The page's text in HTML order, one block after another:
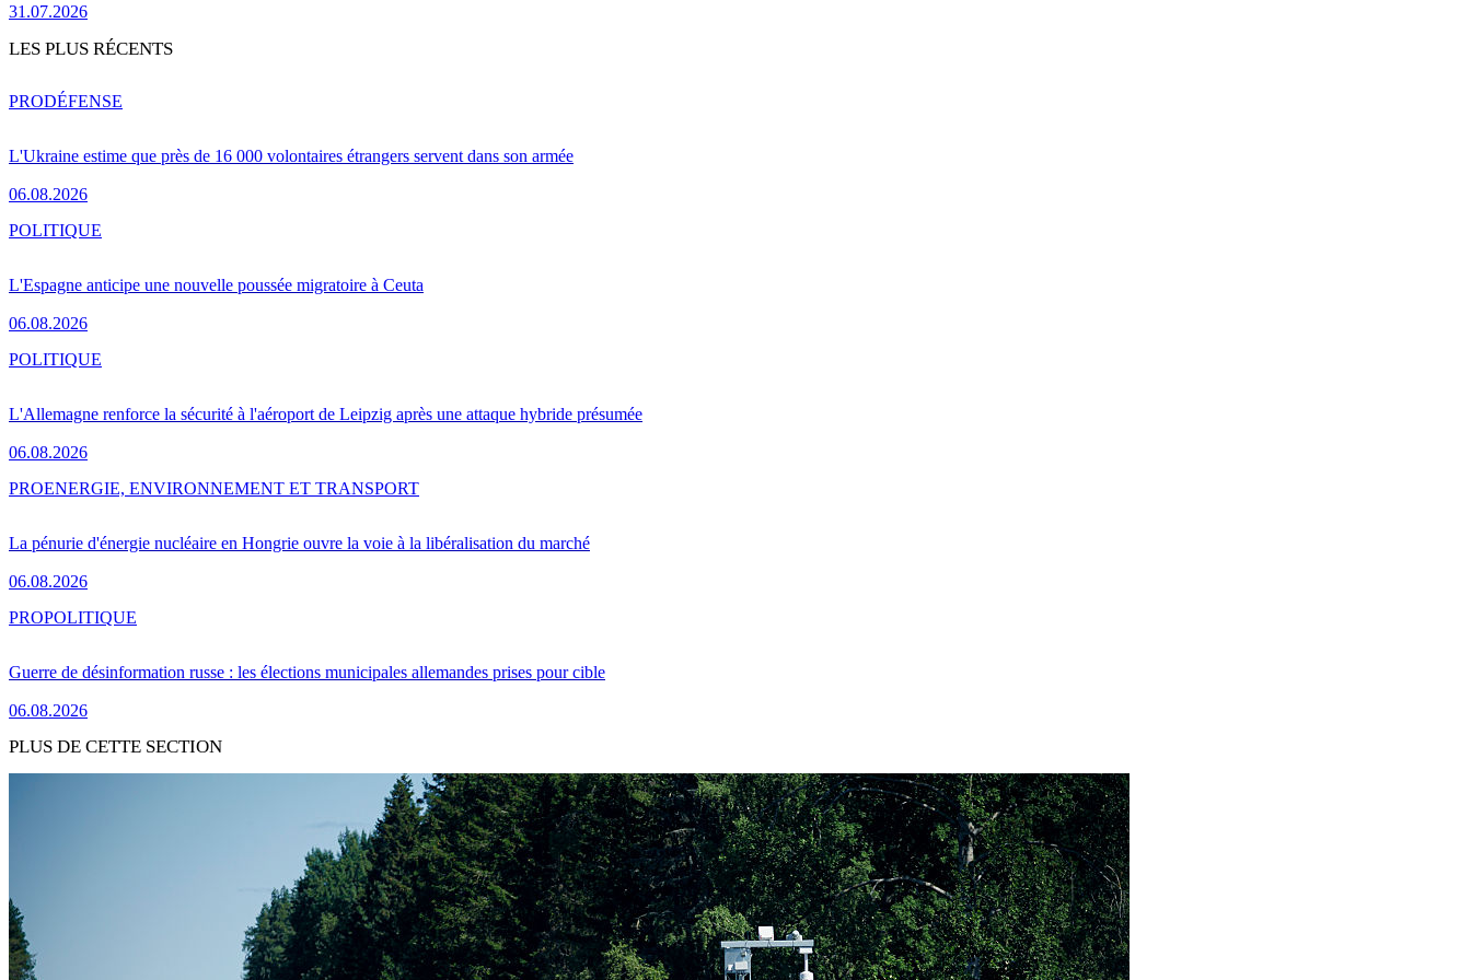
31.07.2026
LES PLUS RÉCENTS
L'Ukraine estime que près de 16 000 volontaires étrangers servent dans son armée
06.08.2026
PRODÉFENSE
L'Espagne anticipe une nouvelle poussée migratoire à Ceuta
06.08.2026
POLITIQUE
L'Allemagne renforce la sécurité à l'aéroport de Leipzig après une attaque hybride présumée
06.08.2026
POLITIQUE
La pénurie d'énergie nucléaire en Hongrie ouvre la voie à la libéralisation du marché
06.08.2026
PROENERGIE, ENVIRONNEMENT ET TRANSPORT
Guerre de désinformation russe : les élections municipales allemandes prises pour cible
06.08.2026
PROPOLITIQUE
PLUS DE CETTE SECTION